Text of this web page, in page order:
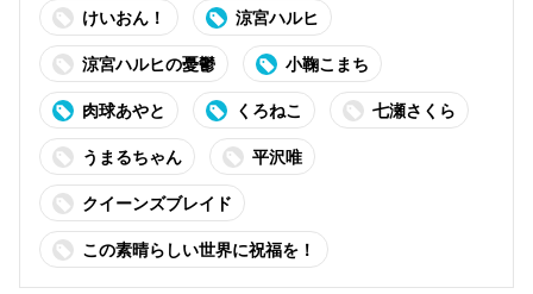
けいおん！ 涼宮ハルヒ
涼宮ハルヒの憂鬱 小鞠こまち
肉球あやと くろねこ 七瀬さくら
うまるちゃん 平沢唯
クイーンズブレイド
この素晴らしい世界に祝福を！